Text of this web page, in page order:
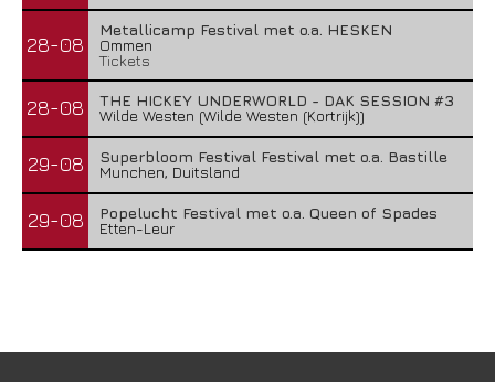
28-08
Metallicamp Festival met o.a. HESKEN
Ommen
Tickets
28-08
THE HICKEY UNDERWORLD - DAK SESSION #3
Wilde Westen (Wilde Westen (Kortrijk))
29-08
Superbloom Festival Festival met o.a. Bastille
Munchen, Duitsland
29-08
Popelucht Festival met o.a. Queen of Spades
Etten-Leur